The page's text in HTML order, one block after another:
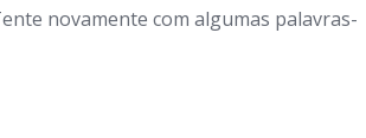
novamente com algumas palavras-